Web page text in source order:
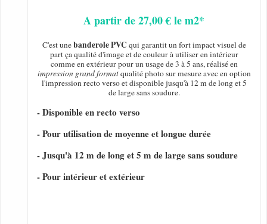
A partir de 27,00 € le m2*
C'est unebanderole PVC qui garantit un fort impact visuel de
part ça qualité d'image et de couleur à utiliser en intérieur
comme en extérieur pour un usage de 3 à 5 ans, réalisé en
impression grand formatqualité photo sur mesure avec en option
l'impression recto verso et disponible jusqu'à 12 m de long et 5
de large sans soudure.
- Disponible en recto verso
- Pour utilisation de moyenne et longue durée
- Jusqu'à 12 m de long et 5 m de large sans soudure
- Pour intérieur et extérieur